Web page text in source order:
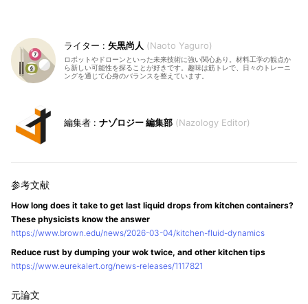
矢黒尚人 Naoto Yaguro
ロボットやドローンといった未来技術に強い関心あり。材料工学の観点か
ら新しい可能性を探ることが好きです。趣味は筋トレで、日々のトレーニ
ングを通じて心身のバランスを整えています。
ナゾロジー 編集部 Nazology Editor
How long does it take to get last liquid drops from kitchen containers?
These physicists know the answer
https://www.brown.edu/news/2026-03-04/kitchen-fluid-dynamics
Reduce rust by dumping your wok twice, and other kitchen tips
https://www.eurekalert.org/news-releases/1117821